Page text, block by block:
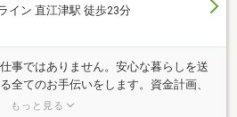
イン 直江津駅 徒歩23分
事ではありません。安心な暮らしを送
全てのお手伝いをします。資金計画、
ターサービスなど住まいについての不
もっと見る